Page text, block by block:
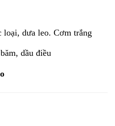
dưa leo. Cơm trắng
dầu điều